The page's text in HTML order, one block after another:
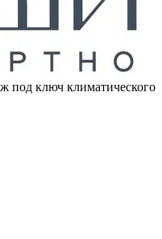
под ключ климатического